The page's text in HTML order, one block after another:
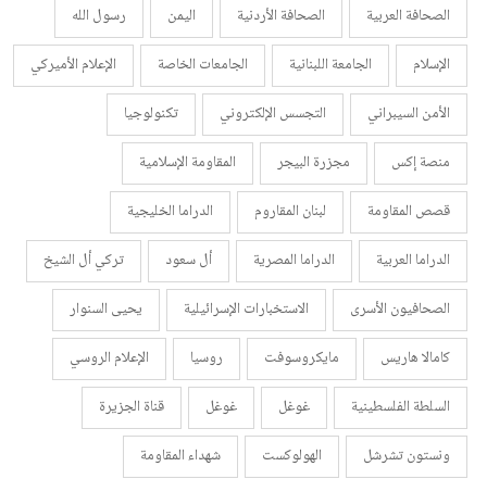
الصحافة العربية
الصحافة الأردنية اليمن
رسول الله
الإسلام
الجامعة اللبنانية الجامعات الخاصة
الإعلام الأميركي
الأمن السيبراني
التجسس الإلكتروني
تكنولوجيا
منصة إكس
مجزرة البيجر
المقاومة الإسلامية
قصص المقاومة
لبنان المقاروم
الدراما الخليجية
الدراما العربية
الدراما المصرية أل سعود
تركي أل الشيخ
الصحافيون الأسرى
الاستخبارات الإسرائيلية
يحيى السنوار
كامالا هاريس
مايكروسوفت روسيا
الإعلام الروسي
السلطة الفلسطينية
غوغل غوغل
قناة الجزيرة
ونستون تشرشل
الهولوكست
شهداء المقاومة